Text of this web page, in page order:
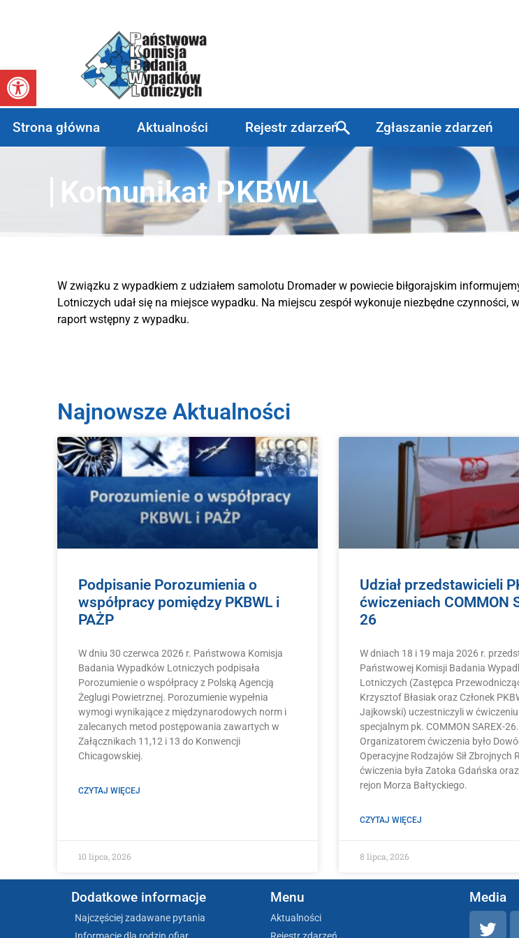
Otwórz pasek narzędzi
Strona główna Aktualności Rejestr zdarzeń Zgłaszanie zdarzeń
Komunikat PKBWL
W związku z wypadkiem z udziałem samolotu Dromader w powiecie biłgorajskim
Lotniczych udał się na miejsce wypadku. Na miejscu zespół wykonuje niezbędne
raport wstępny z wypadku.
Najnowsze Aktualności
Podpisanie Porozumienia o
współpracy pomiędzy PKBWL i
PAŻP
W dniu 30 czerwca 2026 r. Państwowa Komisja
Badania Wypadków Lotniczych podpisała
Porozumienie o współpracy z Polską Agencją
Żeglugi Powietrznej. Porozumienie wypełnia
wymogi wynikające z międzynarodowych norm i
zalecanych metod postępowania zawartych w
Załącznikach 11,12 i 13 do Konwencji
Chicagowskiej.
CZYTAJ WIĘCEJ
10 lipca, 2026
Udział przedstawicieli
ćwiczeniach COMMON
26
W dniach 18 i 19 maja 2026 r.
Państwowej Komisji Badania
Lotniczych (Zastępca
Krzysztof Błasiak oraz Członek
Jajkowski) uczestniczyli w
specjalnym pk. COMMON SAREX-26.
Organizatorem ćwiczenia było
Operacyjne Rodzajów Sił Zbrojnych
ćwiczenia była Zatoka Gdańska
rejon Morza Bałtyckiego.
CZYTAJ WIĘCEJ
8 lipca, 2026
Dodatkowe informacje
Najczęściej zadawane pytania
Menu
Aktualności
Media